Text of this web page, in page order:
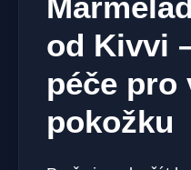
od Kivvi
péče pro
pokožku